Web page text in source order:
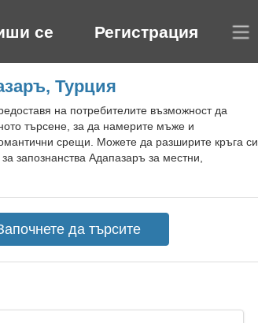
се Регистрация
Турция
на потребителите възможност да
търсене, за да намерите мъже и
срещи. Можете да разширите кръга си
запознанства Адапазаръ за местни,